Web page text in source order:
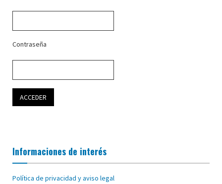
Contraseña
Informaciones de interés
Política de privacidad y aviso legal